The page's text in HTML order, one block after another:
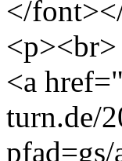
</
<p><br>
<a
turn.de/